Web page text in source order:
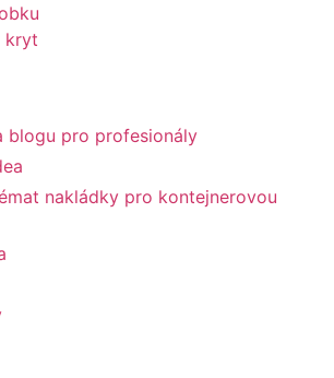
kryt
blogu pro profesionály
nakládky pro kontejnerovou